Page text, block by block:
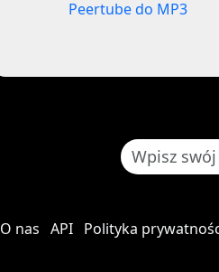
Peertube do MP3
O nas API Polityka